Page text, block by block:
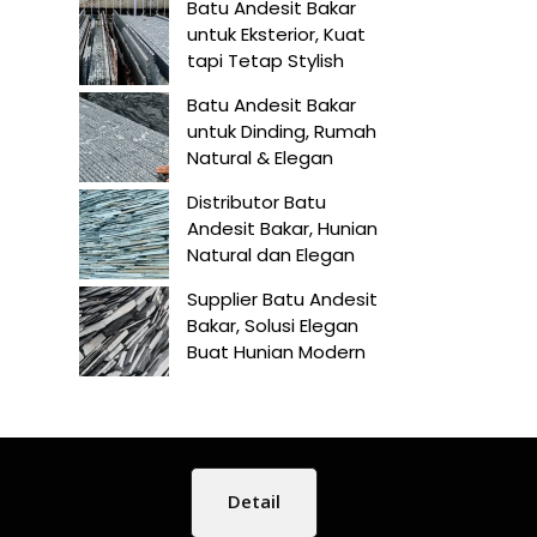
Batu Andesit Bakar
untuk Eksterior, Kuat
tapi Tetap Stylish
Batu Andesit Bakar
untuk Dinding, Rumah
Natural & Elegan
Distributor Batu
Andesit Bakar, Hunian
Natural dan Elegan
Supplier Batu Andesit
Bakar, Solusi Elegan
Buat Hunian Modern
Detail